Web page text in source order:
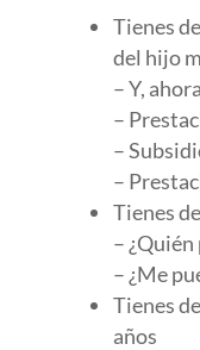
Tienes
del hijo
– Y,
–
–
–
Tienes
–
– ¿Me
Tienes
años